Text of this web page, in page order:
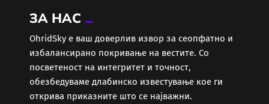
Еротика
Забава
Здравје
ЗА НАС
ОhridSky е ваш доверлив извор за сеопфатно и
избалансирано покривање на вестите. Со
посветеност на интегритет и точност,
обезбедуваме длабинско известување кое ги
открива приказните што се најважни.